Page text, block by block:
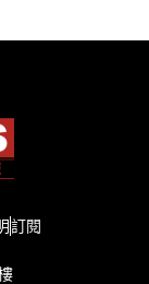
訂閱